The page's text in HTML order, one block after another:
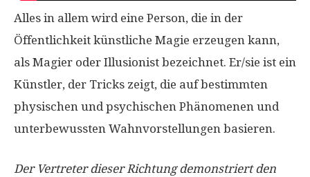
Alles in allem wird eine Person, die in der
Öffentlichkeit künstliche Magie erzeugen kann,
als Magier oder Illusionist bezeichnet. Er/sie ist ein
Künstler, der Tricks zeigt, die auf bestimmten
physischen und psychischen Phänomenen und
unterbewussten Wahnvorstellungen basieren.
Der Vertreter dieser Richtung demonstriert den